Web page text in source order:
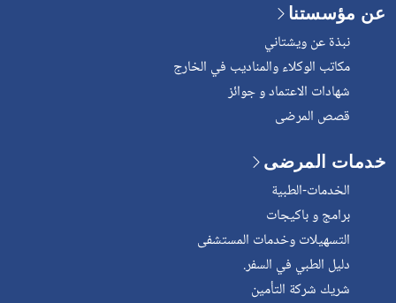
عن مؤسستنا
نبذة عن ويشتاني
مكاتب الوكلاء والمناديب في الخارج
شهادات الاعتماد و جوائز
قصص المرضى
خدمات المرضى
الخدمات-الطبية
برامج و باكيجات
التسهيلات وخدمات المستشفى
دليل الطبي في السفر.
شريك شركة التأمين